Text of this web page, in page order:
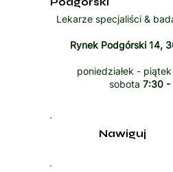
Lekarze specjaliści &
Rynek Podgórski 14,
poniedziałek - piątek
sobota 7:30 -
Nawiguj